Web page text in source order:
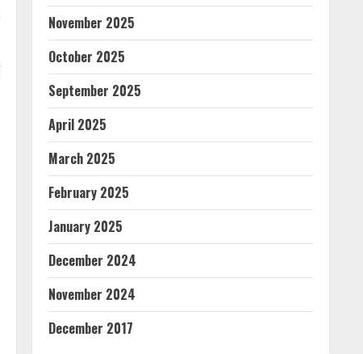
November 2025
October 2025
September 2025
April 2025
March 2025
February 2025
January 2025
December 2024
November 2024
December 2017